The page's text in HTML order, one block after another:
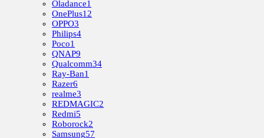
Oladance1
OnePlus12
OPPO3
Philips4
Poco1
QNAP9
Qualcomm34
Ray-Ban1
Razer6
realme3
REDMAGIC2
Redmi5
Roborock2
Samsung57